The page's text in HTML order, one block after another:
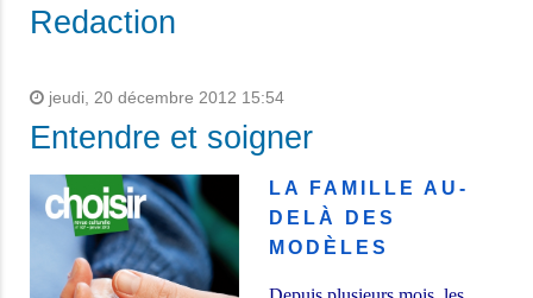
Redaction
jeudi, 20 décembre 2012 15:54
Entendre et soigner
LA FAMILLE AU-
DELÀ DES
MODÈLES